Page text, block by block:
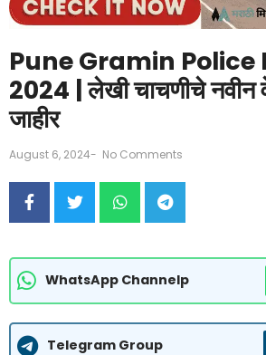
Pune Gramin Police
2024 | लेखी चाचणीचे नवीन
जाहीर
August 6, 2024- No Comments
WhatsApp Channelp
Telegram Group